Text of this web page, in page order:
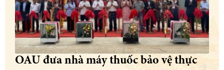
OAU đưa nhà máy thuốc bảo vệ thực